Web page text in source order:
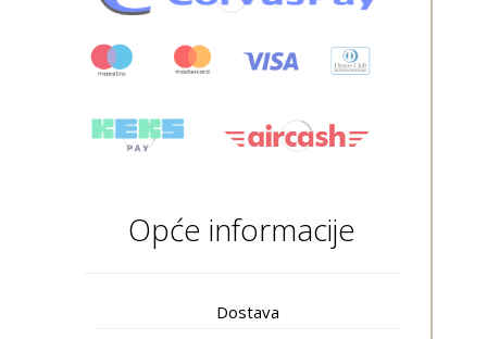
Opće informacije
Dostava